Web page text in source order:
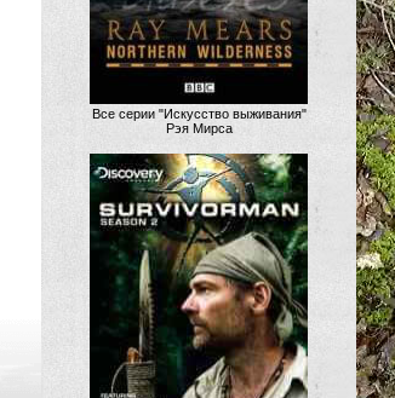
Все серии "Искусство выживания"
Рэя Мирса